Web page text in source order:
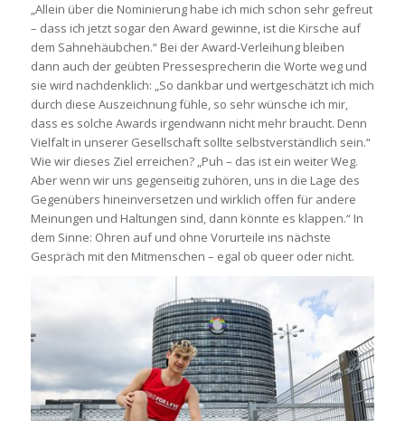
„Allein über die Nominierung habe ich mich schon sehr gefreut
– dass ich jetzt sogar den Award gewinne, ist die Kirsche auf
dem Sahnehäubchen.“ Bei der Award-Verleihung bleiben
dann auch der geübten Pressesprecherin die Worte weg und
sie wird nachdenklich: „So dankbar und wertgeschätzt ich mich
durch diese Auszeichnung fühle, so sehr wünsche ich mir,
dass es solche Awards irgendwann nicht mehr braucht. Denn
Vielfalt in unserer Gesellschaft sollte selbstverständlich sein.“
Wie wir dieses Ziel erreichen? „Puh – das ist ein weiter Weg.
Aber wenn wir uns gegenseitig zuhören, uns in die Lage des
Gegenübers hineinversetzen und wirklich offen für andere
Meinungen und Haltungen sind, dann könnte es klappen.“ In
dem Sinne: Ohren auf und ohne Vorurteile ins nächste
Gespräch mit den Mitmenschen – egal ob queer oder nicht.